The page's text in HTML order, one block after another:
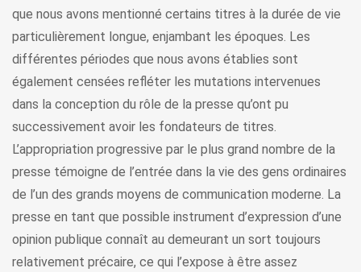
que nous avons mentionné certains titres à la durée de vie
particulièrement longue, enjambant les époques. Les
différentes périodes que nous avons établies sont
également censées refléter les mutations intervenues
dans la conception du rôle de la presse qu’ont pu
successivement avoir les fondateurs de titres.
L’appropriation progressive par le plus grand nombre de la
presse témoigne de l’entrée dans la vie des gens ordinaires
de l’un des grands moyens de communication moderne. La
presse en tant que possible instrument d’expression d’une
opinion publique connaît au demeurant un sort toujours
relativement précaire, ce qui l’expose à être assez